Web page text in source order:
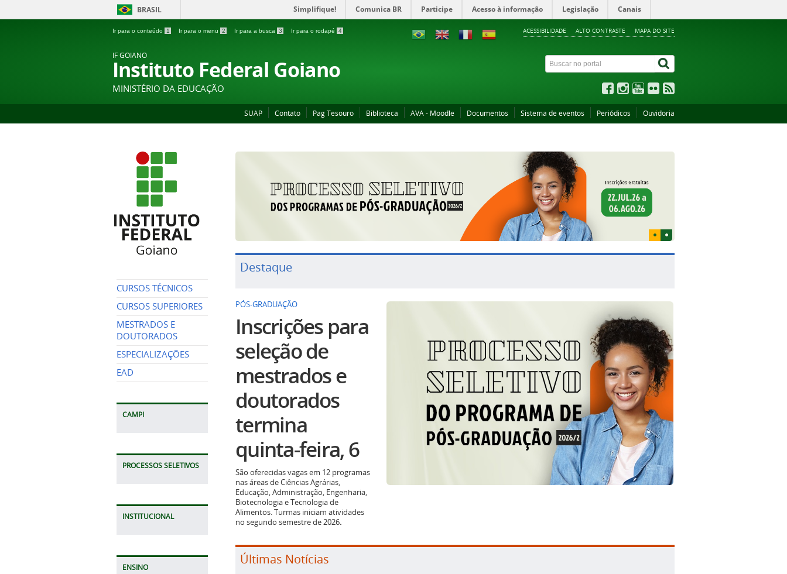
BRASIL Simplifique! Comunica BR Participe Acesso à informação Legislação Canais
Ir para o conteúdo 1 Ir para o menu 2 Ir para a busca 3 Ir para o rodapé 4 ACESSIBILIDADE ALTO CONTRASTE MAPA DO SITE
IF GOIANO
Instituto Federal Goiano
MINISTÉRIO DA EDUCAÇÃO
SUAP Contato Pag Tesouro Biblioteca AVA - Moodle Documentos Sistema de eventos Periódicos Ouvidoria
CURSOS TÉCNICOS
CURSOS SUPERIORES
MESTRADOS E
DOUTORADOS
ESPECIALIZAÇÕES
EAD
CAMPI
PROCESSOS SELETIVOS
INSTITUCIONAL
ENSINO
Destaque
PÓS-GRADUAÇÃO
Inscrições para
seleção de
mestrados e
doutorados
termina
quinta-feira, 6
São oferecidas vagas em 12 programas
nas áreas de Ciências Agrárias,
Educação, Administração, Engenharia,
Biotecnologia e Tecnologia de
Alimentos. Turmas iniciam atividades
no segundo semestre de 2026.
Últimas Notícias